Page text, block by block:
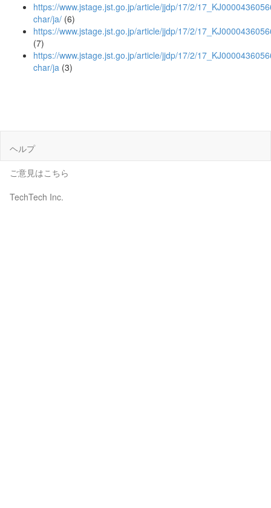
https://www.jstage.jst.go.jp/article/jjdp/17/2/
char/ja/ (6)
https://www.jstage.jst.go.jp/article/jjdp/17/2/
(7)
https://www.jstage.jst.go.jp/article/jjdp/17/2/
char/ja (3)
ヘルプ
ご意見はこちら
TechTech Inc.